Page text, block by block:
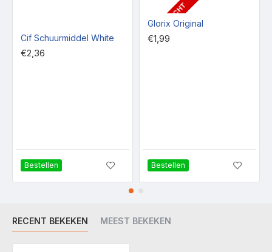
Cif Schuurmiddel White
€2,36
Bestellen
UITVERKOCHT
Glorix Original
€1,99
Bestellen
RECENT BEKEKEN MEEST BEKEKEN